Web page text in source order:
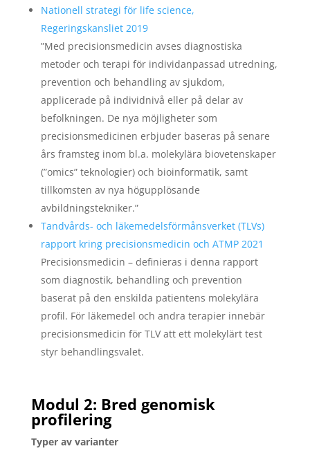
Nationell strategi för life science,
Regeringskansliet 2019
”Med precisionsmedicin avses diagnostiska
metoder och terapi för individanpassad utredning,
prevention och behandling av sjukdom,
applicerade på individnivå eller på delar av
befolkningen. De nya möjligheter som
precisionsmedicinen erbjuder baseras på senare
års framsteg inom bl.a. molekylära biovetenskaper
(”omics” teknologier) och bioinformatik, samt
tillkomsten av nya högupplösande
avbildningstekniker.”
Tandvårds- och läkemedelsförmånsverket (TLVs)
rapport kring precisionsmedicin och ATMP 2021
Precisionsmedicin – definieras i denna rapport
som diagnostik, behandling och prevention
baserat på den enskilda patientens molekylära
profil. För läkemedel och andra terapier innebär
precisionsmedicin för TLV att ett molekylärt test
styr behandlingsvalet.
Modul 2: Bred genomisk
profilering
Typer av varianter